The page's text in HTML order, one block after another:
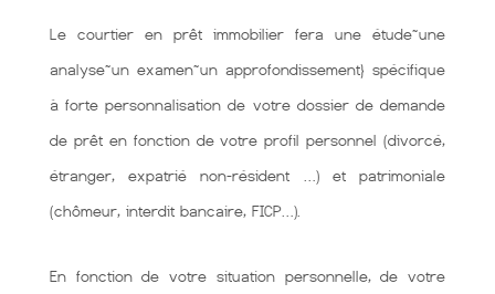
Le courtier en prêt immobilier fera une étude~une
analyse~un examen~un approfondissement} spécifique
à forte personnalisation de votre dossier de demande
de prêt en fonction de votre profil personnel (divorcé,
étranger, expatrié non-résident …) et patrimoniale
(chômeur, interdit bancaire, FICP…).
En fonction de votre situation personnelle, de votre